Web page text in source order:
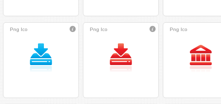
Png Ico Png Ico Png Ico